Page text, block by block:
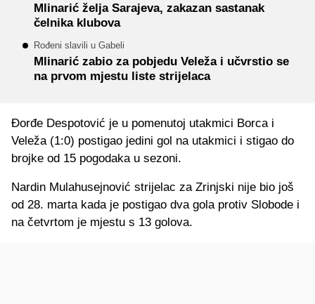
Mlinarić želja Sarajeva, zakazan sastanak
čelnika klubova
Rođeni slavili u Gabeli
Mlinarić zabio za pobjedu Veleža i učvrstio se
na prvom mjestu liste strijelaca
Đorđe Despotović je u pomenutoj utakmici Borca i
Veleža (1:0) postigao jedini gol na utakmici i stigao do
brojke od 15 pogodaka u sezoni.
Nardin Mulahusejnović strijelac za Zrinjski nije bio još
od 28. marta kada je postigao dva gola protiv Slobode i
na četvrtom je mjestu s 13 golova.